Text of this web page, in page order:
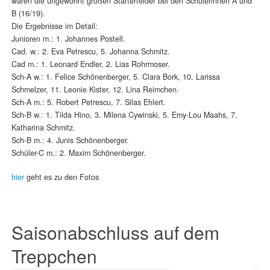
B (16/19).
Die Ergebnisse im Detail:
Junioren m.: 1. Johannes Postell.
Cad. w.: 2. Eva Petrescu, 5. Johanna Schmitz.
Cad m.: 1. Leonard Endler, 2. Lias Rohrmoser.
Sch-A w.: 1. Felice Schönenberger, 5. Clara Bork, 10. Larissa
Schmelzer, 11. Leonie Kister, 12. Lina Reimchen.
Sch-A m.: 5. Robert Petrescu, 7. Silas Ehlert.
Sch-B w.: 1. Tilda Hino, 3. Milena Cywinski, 5. Emy-Lou Maahs, 7.
Katharina Schmitz.
Sch-B m.: 4. Junis Schönenberger.
Schüler-C m.: 2. Maxim Schönenberger.
hiergeht es zu den Fotos
Saisonabschluss auf dem
Treppchen